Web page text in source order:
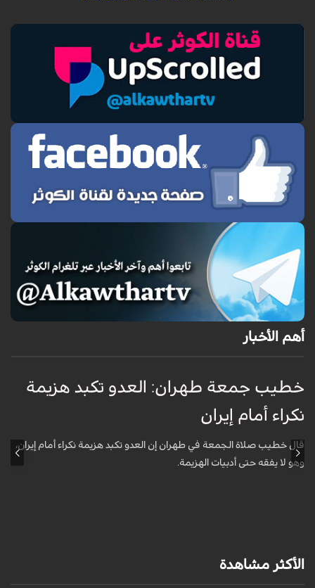
أهم الأخبار
خطيب جمعة طهران: العدو تكبد هزيمة
نكراء أمام إيران
قال خطيب صلاة الجمعة في طهران إن العدو تكبد هزيمة نكراء أمام إيران،
وهو لا يفقه حتى أدبيات الهزيمة.
الأكثر مشاهدة